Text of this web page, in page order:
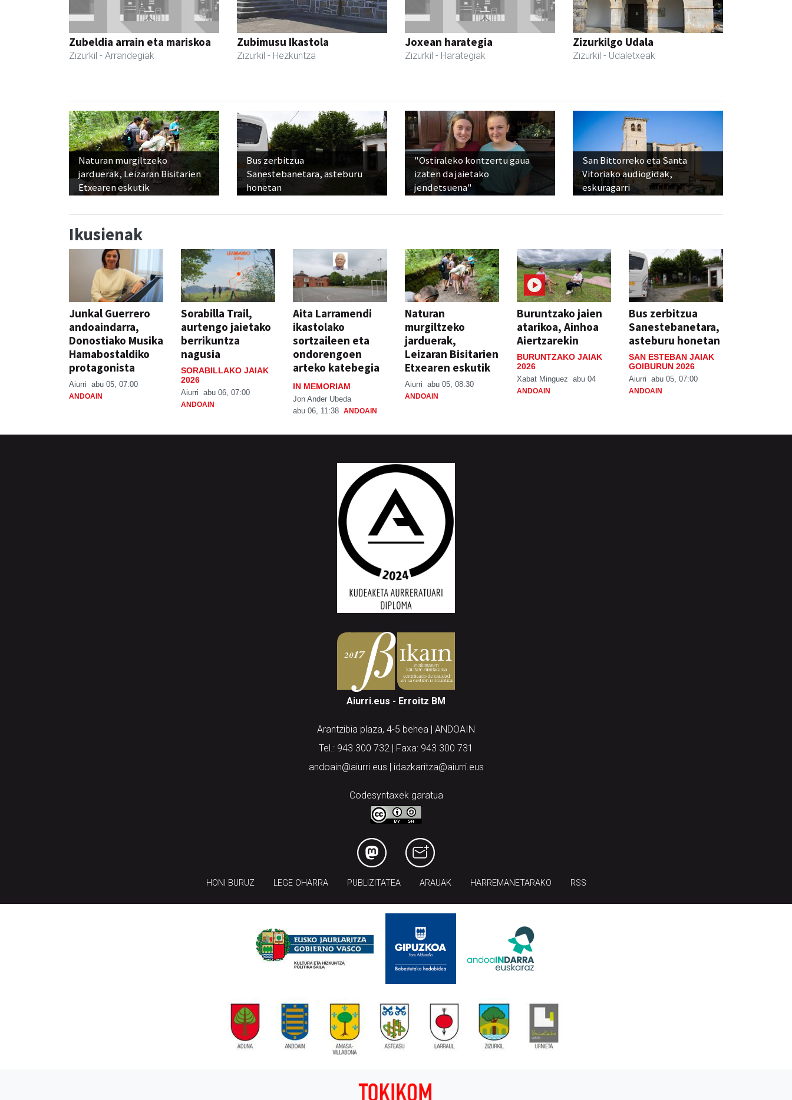
Zubeldia arrain eta mariskoa
Zizurkil - Arrandegiak
Zubimusu Ikastola
Zizurkil - Hezkuntza
Joxean harategia
Zizurkil - Harategiak
Zizurkilgo Udala
Zizurkil - Udaletxeak
Naturan murgiltzeko
jarduerak, Leizaran Bisitarien
Etxearen eskutik
Bus zerbitzua
Sanestebanetara, asteburu
honetan
"Ostiraleko kontzertu gaua
izaten da jaietako
jendetsuena"
San Bittorreko eta Santa
Vitoriako audiogidak,
eskuragarri
Ikusienak
Junkal Guerrero
andoaindarra,
Donostiako Musika
Hamabostaldiko
protagonista
Aiurri abu 05, 07:00
ANDOAIN
Sorabilla Trail,
aurtengo jaietako
berrikuntza
nagusia
SORABILLAKO JAIAK
2026
Aiurri abu 06, 07:00
ANDOAIN
Aita Larramendi
ikastolako
sortzaileen eta
ondorengoen
arteko katebegia
IN MEMORIAM
Jon Ander Ubeda
abu 06, 11:38 ANDOAIN
Naturan
murgiltzeko
jarduerak,
Leizaran Bisitarien
Etxearen eskutik
Aiurri abu 05, 08:30
ANDOAIN
Buruntzako jaien
atarikoa, Ainhoa
Aiertzarekin
BURUNTZAKO JAIAK
2026
Xabat Minguez abu 04
ANDOAIN
Bus zerbitzua
Sanestebanetara,
asteburu honetan
SAN ESTEBAN JAIAK
GOIBURUN 2026
Aiurri abu 05, 07:00
ANDOAIN
Aiurri.eus - Erroitz BM
Arantzibia plaza, 4-5 behea | ANDOAIN
Tel.: 943 300 732 | Faxa: 943 300 731
andoain@aiurri.eus | idazkaritza@aiurri.eus
Codesyntaxek garatua
HONI BURUZ LEGE OHARRA PUBLIZITATEA ARAUAK HARREMANETARAKO RSS